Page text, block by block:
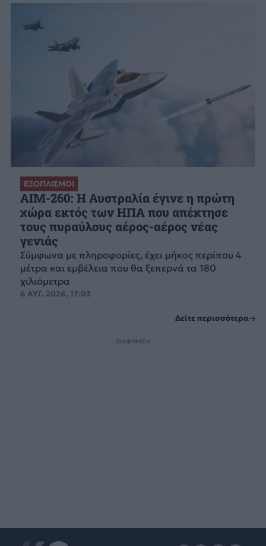
ΕΞΟΠΛΙΣΜΟΙ
AIM-260: Η Αυστραλία έγινε η πρώτη
χώρα εκτός των ΗΠΑ που απέκτησε
τους πυραύλους αέρος-αέρος νέας
γενιάς
Σύμφωνα με πληροφορίες, έχει μήκος περίπου 4
μέτρα και εμβέλεια που θα ξεπερνά τα 180
χιλιόμετρα
6 ΑΥΓ. 2026, 17:03
Δείτε περισσότερα
ΔΙΑΦΗΜΙΣΗ